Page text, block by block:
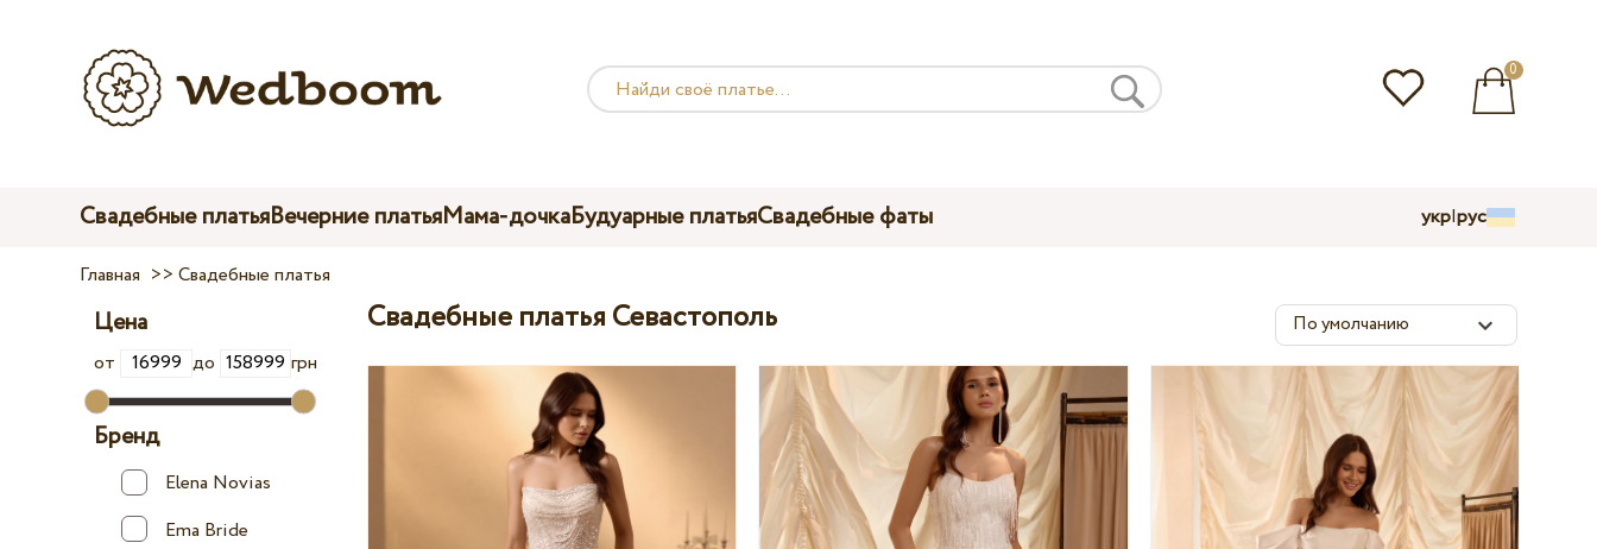
0
Свадебные платьяВечерние платьяМама-дочкаБудуарные платьяСвадебные фаты укр|рус
Главная >>Свадебные платья
Цена
от до грн
Бренд
Elena Novias
Ema Bride
Свадебные платья Севастополь